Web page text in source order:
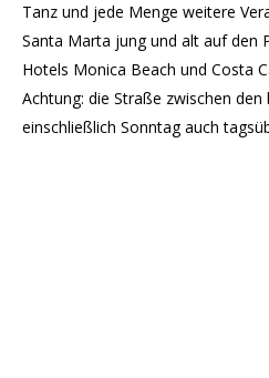
Tanz und jede Menge weitere
Santa Marta jung und alt auf den
Hotels Monica Beach und Costa
Achtung: die Straße zwischen
einschließlich Sonntag auch